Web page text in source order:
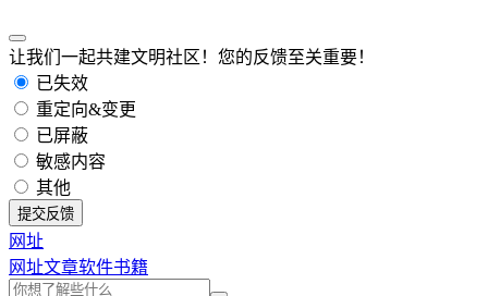
让我们一起共建文明社区！您的反馈至关重要！
已失效
重定向&变更
已屏蔽
敏感内容
其他
提交反馈
网址
网址文章软件书籍